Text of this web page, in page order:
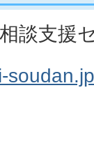
談支援